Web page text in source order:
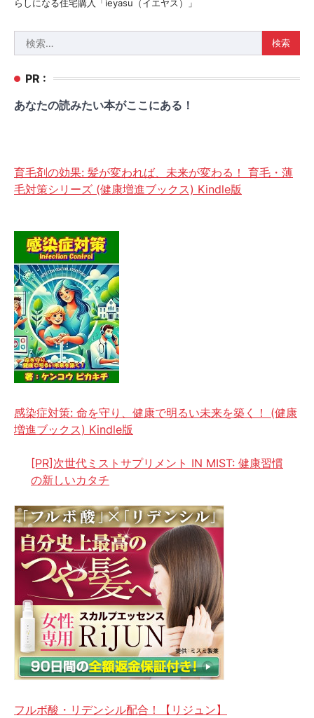
らしになる住宅購入「ieyasu（イエヤス）」
索:
PR :
あなたの読みたい本がここにある！
育毛剤の効果: 髪が変われば、未来が変わる！ 育毛・薄
毛対策シリーズ (健康増進ブックス) Kindle版
感染症対策: 命を守り、健康で明るい未来を築く！ (健康
増進ブックス) Kindle版
[PR]次世代ミストサプリメント IN MIST: 健康習慣
の新しいカタチ
フルボ酸・リデンシル配合！【リジュン】